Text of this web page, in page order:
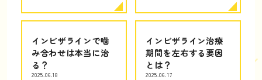
インビザラインで噛
み合わせは本当に治
る？
2025.06.18
インビザライン治療
期間を左右する要因
とは？
2025.06.17